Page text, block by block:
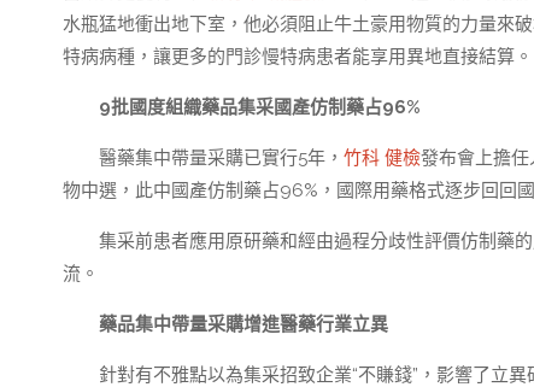
水瓶猛地衝出地下室，他必須阻止牛土豪用物質的力量來
特病病種，讓更多的門診慢特病患者能享用異地直接結算。
9批國度組織藥品集采國產仿制藥占96%
醫藥集中帶量采購已實行5年， 竹科 健檢發布會上擔任
物中選，此中國產仿制藥占96%，國際用藥格式逐步回回
集采前患者應用原研藥和經由過程分歧性評價仿制藥
流。
藥品集中帶量采購增進醫藥行業立異
針對有不雅點以為集采招致企業“不賺錢”，影響了立